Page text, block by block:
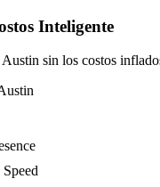
Inteligente
sin los costos
Speed